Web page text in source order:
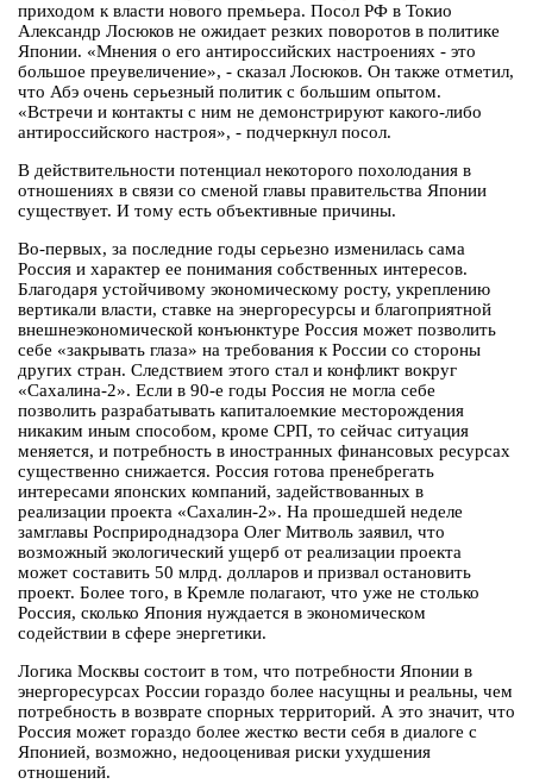
приходом к власти нового премьера. Посол РФ в Токио
Александр Лосюков не ожидает резких поворотов в политике
Японии. «Мнения о его антироссийских настроениях - это
большое преувеличение», - сказал Лосюков. Он также отметил,
что Абэ очень серьезный политик с большим опытом.
«Встречи и контакты с ним не демонстрируют какого-либо
антироссийского настроя», - подчеркнул посол.
В действительности потенциал некоторого похолодания в
отношениях в связи со сменой главы правительства Японии
существует. И тому есть объективные причины.
Во-первых, за последние годы серьезно изменилась сама
Россия и характер ее понимания собственных интересов.
Благодаря устойчивому экономическому росту, укреплению
вертикали власти, ставке на энергоресурсы и благоприятной
внешнеэкономической конъюнктуре Россия может позволить
себе «закрывать глаза» на требования к России со стороны
других стран. Следствием этого стал и конфликт вокруг
«Сахалина-2». Если в 90-е годы Россия не могла себе
позволить разрабатывать капиталоемкие месторождения
никаким иным способом, кроме СРП, то сейчас ситуация
меняется, и потребность в иностранных финансовых ресурсах
существенно снижается. Россия готова пренебрегать
интересами японских компаний, задействованных в
реализации проекта «Сахалин-2». На прошедшей неделе
замглавы Росприроднадзора Олег Митволь заявил, что
возможный экологический ущерб от реализации проекта
может составить 50 млрд. долларов и призвал остановить
проект. Более того, в Кремле полагают, что уже не столько
Россия, сколько Япония нуждается в экономическом
содействии в сфере энергетики.
Логика Москвы состоит в том, что потребности Японии в
энергоресурсах России гораздо более насущны и реальны, чем
потребность в возврате спорных территорий. А это значит, что
Россия может гораздо более жестко вести себя в диалоге с
Японией, возможно, недооценивая риски ухудшения
отношений.